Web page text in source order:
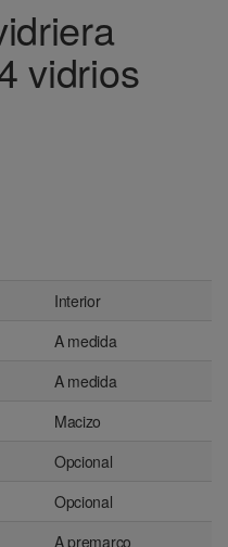
vidrios
Interior
A medida
A medida
Macizo
Opcional
Opcional
A premarco